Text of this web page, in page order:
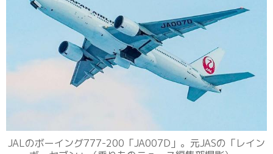
JALのボーイング777-200「JA007D」。元JASの「レイン